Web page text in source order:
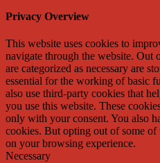
Privacy Overview
This website uses cookies to
navigate through the website. Out
are categorized as necessary are
essential for the working of basic
also use third-party cookies that
you use this website. These
only with your consent. You also
cookies. But opting out of some of
on your browsing experience.
Necessary